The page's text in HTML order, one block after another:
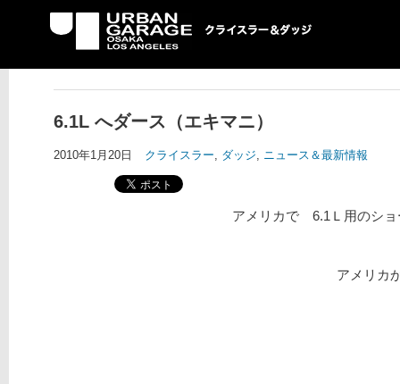
UG クライスラー＆ダ
ッジ専門店
6.1L へダース（エキマニ）
2010年1月20日 クライスラー, ダッジ, ニュース＆最新情報
アメリカで 6.1Ｌ用のショ
アメリ